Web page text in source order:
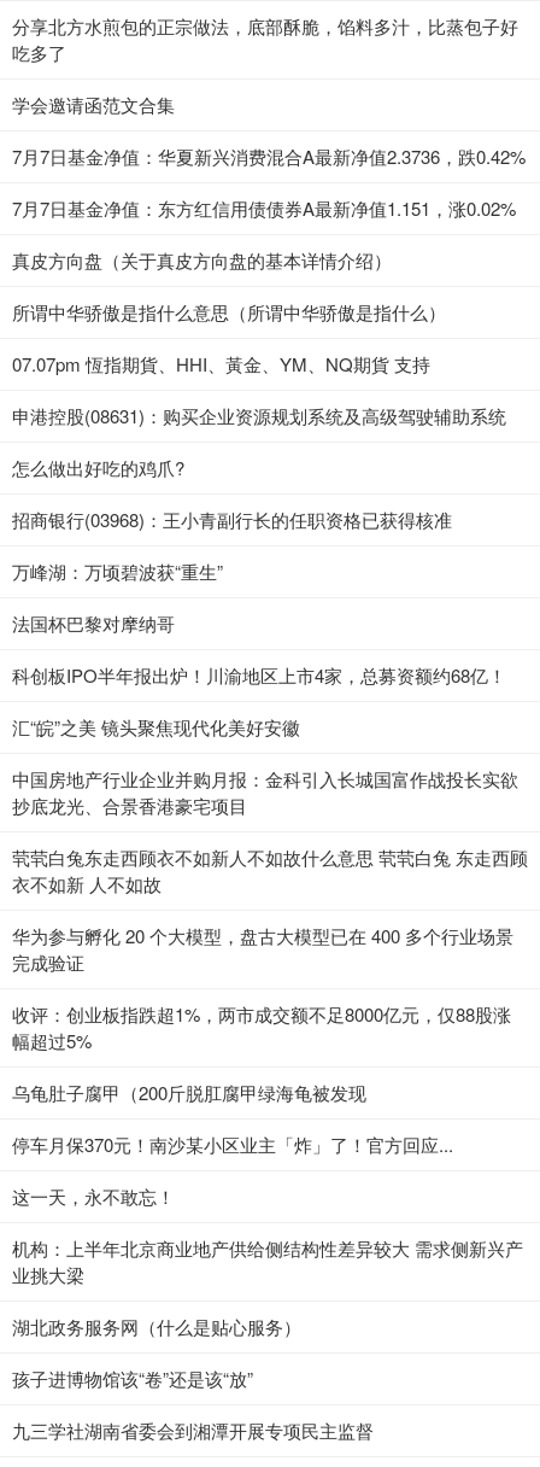
分享北方水煎包的正宗做法，底部酥脆，馅料多汁，比蒸包子好
吃多了
学会邀请函范文合集
7月7日基金净值：华夏新兴消费混合A最新净值2.3736，跌0.42%
7月7日基金净值：东方红信用债债券A最新净值1.151，涨0.02%
真皮方向盘（关于真皮方向盘的基本详情介绍）
所谓中华骄傲是指什么意思（所谓中华骄傲是指什么）
07.07pm 恆指期貨、HHI、黃金、YM、NQ期貨 支持
申港控股(08631)：购买企业资源规划系统及高级驾驶辅助系统
怎么做出好吃的鸡爪?
招商银行(03968)：王小青副行长的任职资格已获得核准
万峰湖：万顷碧波获“重生”
法国杯巴黎对摩纳哥
科创板IPO半年报出炉！川渝地区上市4家，总募资额约68亿！
汇“皖”之美 镜头聚焦现代化美好安徽
中国房地产行业企业并购月报：金科引入长城国富作战投长实欲
抄底龙光、合景香港豪宅项目
茕茕白兔东走西顾衣不如新人不如故什么意思 茕茕白兔 东走西顾
衣不如新 人不如故
华为参与孵化 20 个大模型，盘古大模型已在 400 多个行业场景
完成验证
收评：创业板指跌超1%，两市成交额不足8000亿元，仅88股涨
幅超过5%
乌龟肚子腐甲（200斤脱肛腐甲绿海龟被发现
停车月保370元！南沙某小区业主「炸」了！官方回应...
这一天，永不敢忘！
机构：上半年北京商业地产供给侧结构性差异较大 需求侧新兴产
业挑大梁
湖北政务服务网（什么是贴心服务）
孩子进博物馆该“卷”还是该“放”
九三学社湖南省委会到湘潭开展专项民主监督